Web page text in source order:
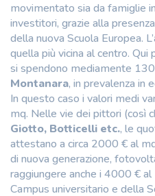
movimentato sia da famiglie
investitori, grazie alla
della nuova Scuola Europea.
quella più vicina al centro. Qui
si spendono mediamente
Montanara, in prevalenza in
In questo caso i valori medi
mq. Nelle vie dei pittori (così
Giotto, Botticelli etc., le
attestano a circa 2000 € al
di nuova generazione,
raggiungere anche i 4000 € al
Campus universitario e della